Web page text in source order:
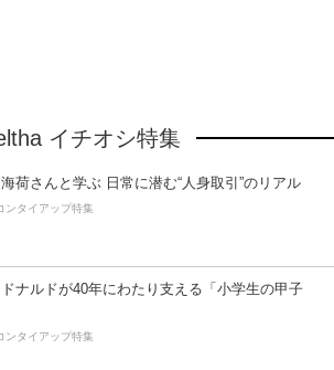
イチオシ特集
荷さんと学ぶ 日常に潜む“人身取引”のリアル
ンタイアップ特集
ナルドが40年にわたり支える「小学生の甲子
ンタイアップ特集